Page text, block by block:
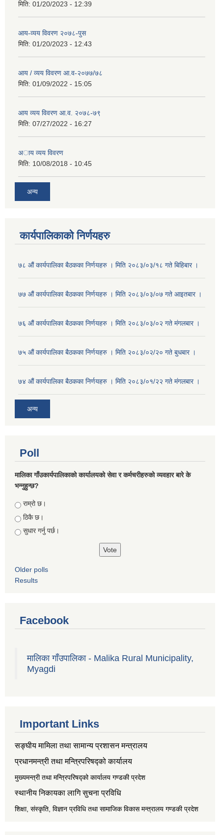
मिति: 01/20/2023 - 12:39
आय-व्यय विवरण २०७८-पुस
मिति: 01/20/2023 - 12:43
आय / व्यय विवरण आ.व-२०७७/७८
मिति: 01/09/2022 - 15:05
आय व्यय विवरण आ.व. २०७८-७९
मिति: 07/27/2022 - 16:27
अाय व्यय विवरण
मिति: 10/08/2018 - 10:45
अन्य
कार्यपालिकाको निर्णयहरु
७८ औं कार्यपालिका बैठकका निर्णयहरु । मिति २०८३/०३/१८ गते बिहिबार ।
७७ औं कार्यपालिका बैठकका निर्णयहरु । मिति २०८३/०३/०७ गते आइतबार ।
७६ औं कार्यपालिका बैठकका निर्णयहरु । मिति २०८३/०३/०२ गते मंगलबार ।
७५ औं कार्यपालिका बैठकका निर्णयहरु । मिति २०८३/०२/२० गते बुधबार ।
७४ औं कार्यपालिका बैठकका निर्णयहरु । मिति २०८३/०१/२२ गते मंगलबार ।
अन्य
Poll
मालिका गाँउकार्यपालिकाको कार्यालयको सेवा र कर्मचरीहरुको व्यवहार बारे के
भन्नुहुन्छ?
Choices
राम्रो छ।
ठिकै छ।
सुधार गर्नु पर्छ।
Older polls
Results
Facebook
मालिका गाँउपालिका - Malika Rural Municipality,
Myagdi
Important Links
सङ्‍घीय मामिला तथा सामान्य प्रशासन मन्त्रालय
प्रधानमन्त्री तथा मन्त्रिपरिषद्को कार्यालय
मुख्यमन्त्री तथा मन्त्रिपरिषद्को कार्यालय गण्डकी प्रदेश
स्थानीय निकायका लागि सुचना प्रविधि
शिक्षा, संस्कृति, विज्ञान प्रविधि तथा सामाजिक विकास मन्त्रालय गण्डकी प्रदेश